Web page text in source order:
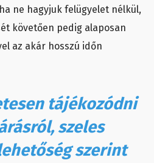
ne hagyjuk felügyelet nélkül,
követően pedig alaposan
az akár hosszú időn
tájékozódni
szeles
szerint